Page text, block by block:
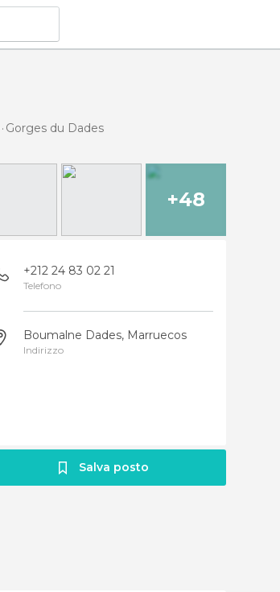
Gorges du Dades
+48
+212 24 83 02 21
Telefono
Boumalne Dades, Marruecos
Indirizzo
Salva posto